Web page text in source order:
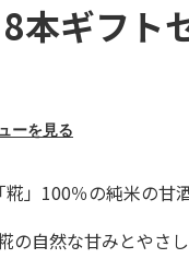
本ギフト
ーを見る
」100％の純米の甘
の自然な甘みとやさ